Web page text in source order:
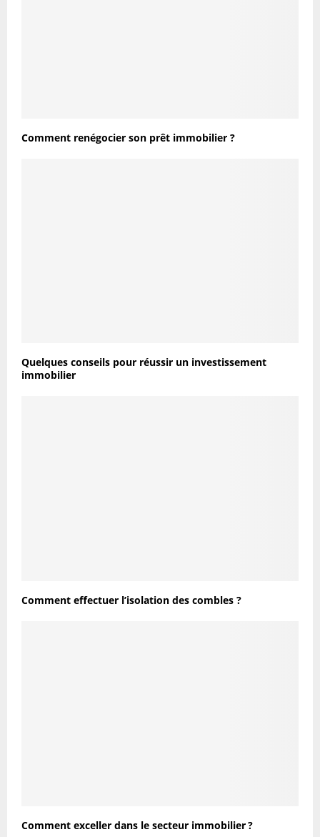
Comment renégocier son prêt immobilier ?
Quelques conseils pour réussir un investissement
immobilier
Comment effectuer l’isolation des combles ?
Comment exceller dans le secteur immobilier ?